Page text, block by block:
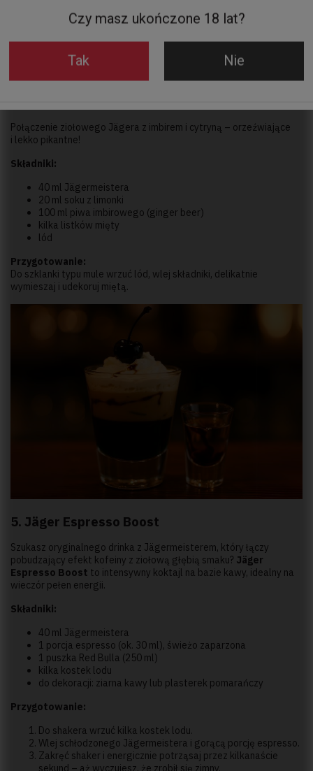
Połączenie ziołowego Jägera z imbirem i cytryną – orzeźwiające
i lekko pikantne!
Składniki:
40 ml Jägermeistera
20 ml soku z limonki
100 ml piwa imbirowego (ginger beer)
kilka listków mięty
lód
Przygotowanie:
Do szklanki typu mule wrzuć lód, wlej składniki, delikatnie
wymieszaj i udekoruj miętą.
5. Jäger Espresso Boost
Szukasz oryginalnego drinka z Jägermeisterem, który łączy
pobudzający efekt kofeiny z ziołową głębią smaku? Jäger
Espresso Boost to intensywny koktajl na bazie kawy, idealny na
wieczór pełen energii.
Składniki:
40 ml Jägermeistera
1 porcja espresso (ok. 30 ml), świeżo zaparzona
1 puszka Red Bulla (250 ml)
kilka kostek lodu
do dekoracji: ziarna kawy lub plasterek pomarańczy
Przygotowanie:
Do shakera wrzuć kilka kostek lodu.
Wlej schłodzonego Jägermeistera i gorącą porcję espresso.
Zakręć shaker i energicznie potrząsaj przez kilkanaście
sekund – aż wyczujesz, że zrobił się zimny.
Czy masz ukończone 18 lat?
Tak Nie